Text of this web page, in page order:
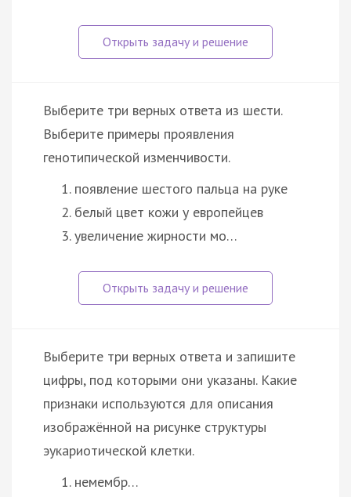
Выберите три верных ответа из шести.
Выберите примеры проявления
генотипической изменчивости.
появление шестого пальца на руке
белый цвет кожи у европейцев
увеличение жирности мо…
Выберите три верных ответа и запишите
цифры, под которыми они указаны. Какие
признаки используются для описания
изображённой на рисунке структуры
эукариотической клетки.
немембр…